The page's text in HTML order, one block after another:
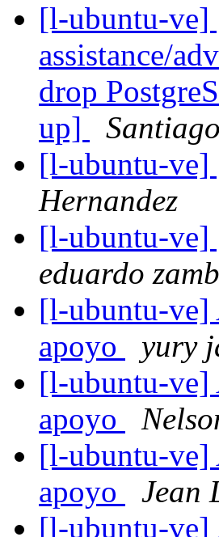
[l-ubuntu-ve]
assistance/
drop
up]
[l-ubuntu-ve]
Hernandez
[l-ubuntu-ve]
eduardo
[l-ubuntu-ve]
apoyo
yury
[l-ubuntu-ve]
apoyo
[l-ubuntu-ve]
apoyo
Jean
[l-ubuntu-ve]